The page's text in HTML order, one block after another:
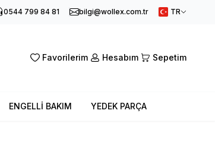
0544 799 84 81 bilgi@wollex.com.tr TR
Favorilerim Hesabım Sepetim
ENGELLİ BAKIM YEDEK PARÇA